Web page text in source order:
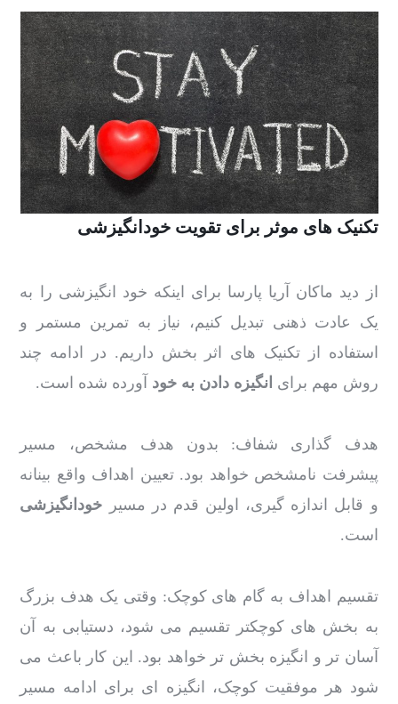
تکنیک های موثر برای تقویت خودانگیزشی
از دید ماکان آریا پارسا برای اینکه خود انگیزشی را به
یک عادت ذهنی تبدیل کنیم، نیاز به تمرین مستمر و
استفاده از تکنیک های اثر بخش داریم. در ادامه چند
روش مهم برای انگیزه دادن به خود آورده شده است.
هدف گذاری شفاف: بدون هدف مشخص، مسیر
پیشرفت نامشخص خواهد بود. تعیین اهداف واقع بینانه
و قابل اندازه گیری، اولین قدم در مسیر خودانگیزشی
است.
تقسیم اهداف به گام های کوچک: وقتی یک هدف بزرگ
به بخش های کوچکتر تقسیم می شود، دستیابی به آن
آسان تر و انگیزه بخش تر خواهد بود. این کار باعث می
شود هر موفقیت کوچک، انگیزه ای برای ادامه مسیر